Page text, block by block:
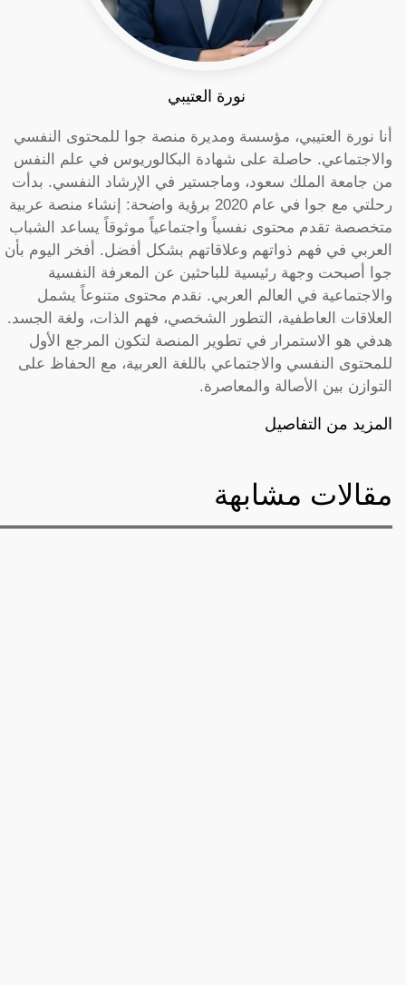
نورة العتيبي
أنا نورة العتيبي، مؤسسة ومديرة منصة جوا للمحتوى النفسي
والاجتماعي. حاصلة على شهادة البكالوريوس في علم النفس
من جامعة الملك سعود، وماجستير في الإرشاد النفسي. بدأت
رحلتي مع جوا في عام 2020 برؤية واضحة: إنشاء منصة عربية
متخصصة تقدم محتوى نفسياً واجتماعياً موثوقاً يساعد الشباب
العربي في فهم ذواتهم وعلاقاتهم بشكل أفضل. أفخر اليوم بأن
جوا أصبحت وجهة رئيسية للباحثين عن المعرفة النفسية
والاجتماعية في العالم العربي. نقدم محتوى متنوعاً يشمل
العلاقات العاطفية، التطور الشخصي، فهم الذات، ولغة الجسد.
هدفي هو الاستمرار في تطوير المنصة لتكون المرجع الأول
للمحتوى النفسي والاجتماعي باللغة العربية، مع الحفاظ على
التوازن بين الأصالة والمعاصرة.
المزيد من التفاصيل
مقالات مشابهة